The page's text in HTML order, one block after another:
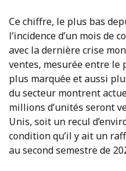
Ce chiffre, le plus bas
l’incidence d’un mois de
avec la dernière crise
ventes, mesurée entre le
plus marquée et aussi
du secteur montrent
millions d’unités seront
Unis, soit un recul
condition qu’il y ait un
au second semestre de